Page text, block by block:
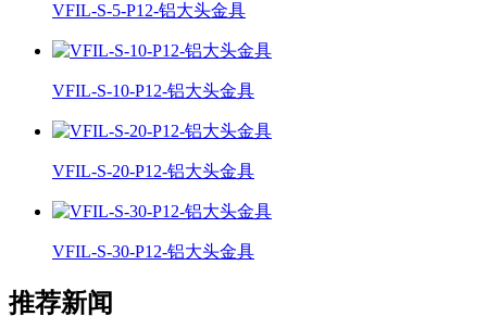
VFIL-S-5-P12-铝大头金具
VFIL-S-10-P12-铝大头金具
VFIL-S-20-P12-铝大头金具
VFIL-S-30-P12-铝大头金具
推荐新闻